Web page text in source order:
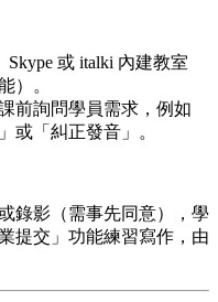
Skype 或 italki 內建教室
）。
前詢問學員需求，例如
或「糾正發音」。
錄影（需事先同意），學
提交」功能練習寫作，由